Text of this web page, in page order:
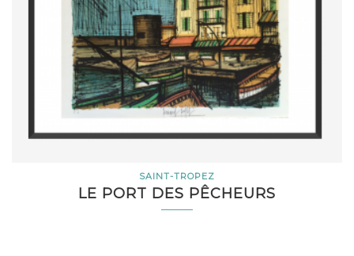
SAINT-TROPEZ
LE PORT DES PÊCHEURS